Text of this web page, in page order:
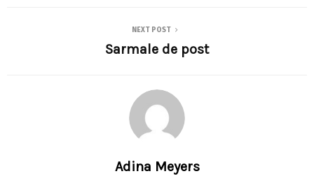
NEXT POST
Sarmale de post
Adina Meyers